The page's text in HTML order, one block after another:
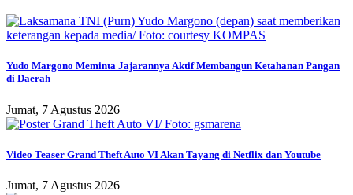
Yudo Margono Meminta Jajarannya Aktif Membangun Ketahanan Pangan
di Daerah
Jumat, 7 Agustus 2026
Video Teaser Grand Theft Auto VI Akan Tayang di Netflix dan Youtube
Jumat, 7 Agustus 2026